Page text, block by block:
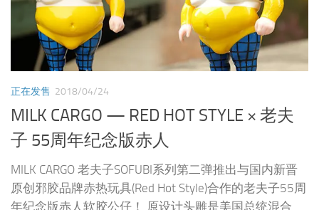
子 55周年纪念版赤人
MILK CARGO 老夫子SOFUBI系列第二弹推出与国内新晋
原创邪胶品牌赤热玩具(Red Hot Style)合作的老夫子55周